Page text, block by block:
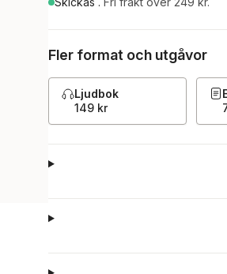
Fler format och utgåvor
Ljudbok
149 kr